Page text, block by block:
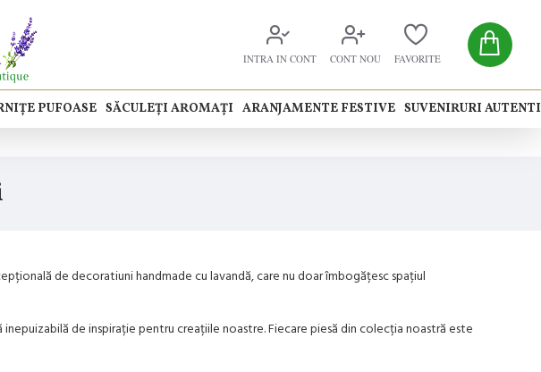
INTRA IN CONT CONT NOU FAVORITE
PUFOASE SĂCULEȚI AROMAȚI ARANJAMENTE FESTIVE SUVENIRURI
de decoratiuni handmade cu lavandă, care nu doar îmbogățesc spațiul
de inspirație pentru creațiile noastre. Fiecare piesă din colecția noastră este